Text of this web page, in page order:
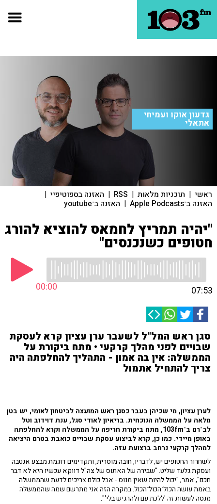
גדעון אוקו ועמיחי
אתאלי
ראשי | תוכניות מלאות |
RSS
| האזנה בספוטיפיי |
האזנה ב־Apple Podcasts | האזנה ב־youtube
"יהיה תמריץ לחמאס להוציא להורג
חטופים כשנכנסים"
00:00 07:53
סגן ראש המל"ל לשעבר ערן עציון קרא לעסקת
שבויים לפני מהלך קרקעי • מתח ביקורת על
הממשלה: אין בה אמון - התהליך להחלפתה היה
צריך להתחיל אתמול
לערן עציון, מי שכיהן בעבר כסגן ראש המועצה לביטחון לאומי, יש בטן
מלאה על הממשלה הנוכחית. בריאיון לאודי סגל, ענת דוידוב וטל
לב־רם ב־103fm, מתח ביקורת חריפה על הממשלה וקרא להחלפתה
באופן מיידי. כמו כן, קרא לביצוע עסקת שבויים כואבת בטרם היציאה
למהלך קרקעי נרחב ברצועת עזה.
לשחרור החטופים יש, לדבריו, חובה מוסרית, ותקדימים דוגמת מבצע אנטבה
ועסקת גלעד שליט. "שבירה של האתוס של צה"ל דווקא עכשיו היא לא דבר
חכם", אמר, "יכול להיות שאין מנוס - אבל כולם צריכים לדעת שהממשלה
באמת עושה הכול־הכול־הכול. במקרה הזה אני מתרשם שמה שהממשלה
מנסה לעשות זה 'ללכת עם ולהרגיש בלי'".